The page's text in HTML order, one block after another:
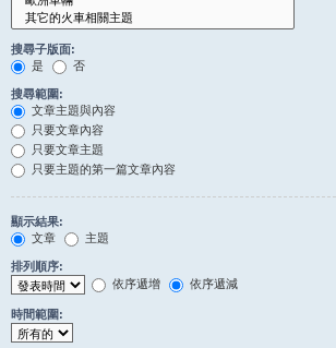
搜尋子版面:
是
否
搜尋範圍:
文章主題與內容
只要文章內容
只要文章主題
只要主題的第一篇文章內容
顯示結果:
文章
主題
排列順序:
依序遞增
依序遞減
時間範圍: